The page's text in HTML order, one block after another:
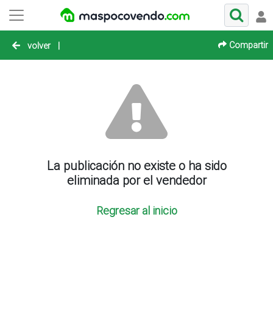
volver | Compartir
La publicación no existe o ha sido
eliminada por el vendedor
Regresar al inicio